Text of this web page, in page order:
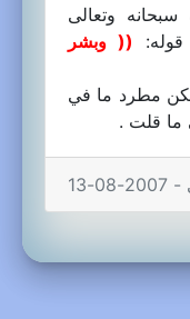
وتعالى
(( وبشر
مطرد ما في
ما قلت .
13